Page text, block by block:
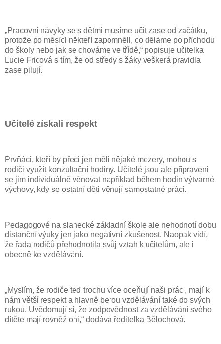
„Pracovní návyky se s dětmi musíme učit zase od začátku,
protože po měsíci někteří zapomněli, co děláme po příchodu
do školy nebo jak se chováme ve třídě,“ popisuje učitelka
Lucie Fricová s tím, že od středy s žáky veškerá pravidla
zase pilují.
Učitelé získali respekt
Prvňáci, kteří by přeci jen měli nějaké mezery, mohou s
rodiči využít konzultační hodiny. Učitelé jsou ale připraveni
se jim individuálně věnovat například během hodin výtvarné
výchovy, kdy se ostatní děti věnují samostatné práci.
Pedagogové na slanecké základní škole ale nehodnotí dobu
distanční výuky jen jako negativní zkušenost. Naopak vidí,
že řada rodičů přehodnotila svůj vztah k učitelům, ale i
obecně ke vzdělávání.
„Myslím, že rodiče teď trochu více oceňují naši práci, mají k
nám větší respekt a hlavně berou vzdělávání také do svých
rukou. Uvědomují si, že zodpovědnost za vzdělávání svého
dítěte mají rovněž oni,“ dodává ředitelka Bělochová.